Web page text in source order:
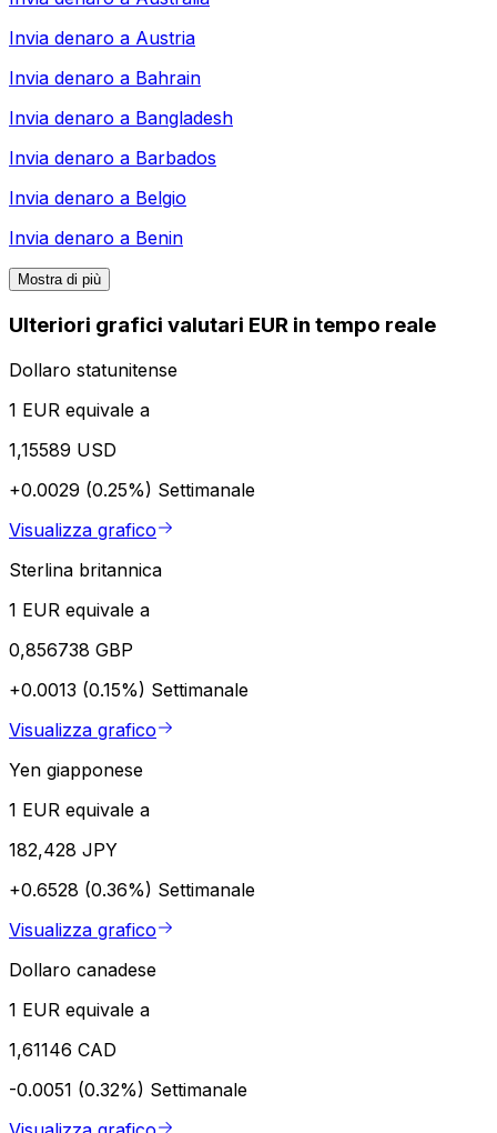
Invia denaro a Austria
Invia denaro a Bahrain
Invia denaro a Bangladesh
Invia denaro a Barbados
Invia denaro a Belgio
Invia denaro a Benin
Mostra di più
Ulteriori grafici valutari EUR in tempo reale
Dollaro statunitense
1 EUR equivale a
1,15589 USD
+0.0029 (0.25%) Settimanale
Visualizza grafico
Sterlina britannica
1 EUR equivale a
0,856738 GBP
+0.0013 (0.15%) Settimanale
Visualizza grafico
Yen giapponese
1 EUR equivale a
182,428 JPY
+0.6528 (0.36%) Settimanale
Visualizza grafico
Dollaro canadese
1 EUR equivale a
1,61146 CAD
-0.0051 (0.32%) Settimanale